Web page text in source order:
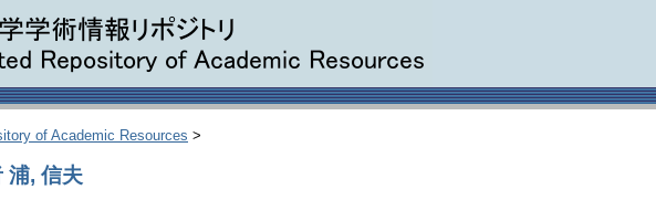
of Academic Resources >
浦, 信夫